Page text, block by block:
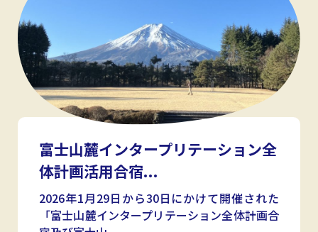
富士山麓インタープリテーション全
体計画活用合宿...
2026年1月29日から30日にかけて開催された
「富士山麓インタープリテーション全体計画合